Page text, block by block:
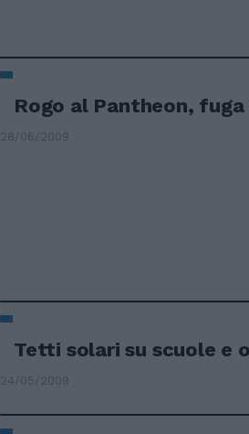
Rogo al Pantheon,
28/06/2009
Tetti solari su scuole e
24/05/2009